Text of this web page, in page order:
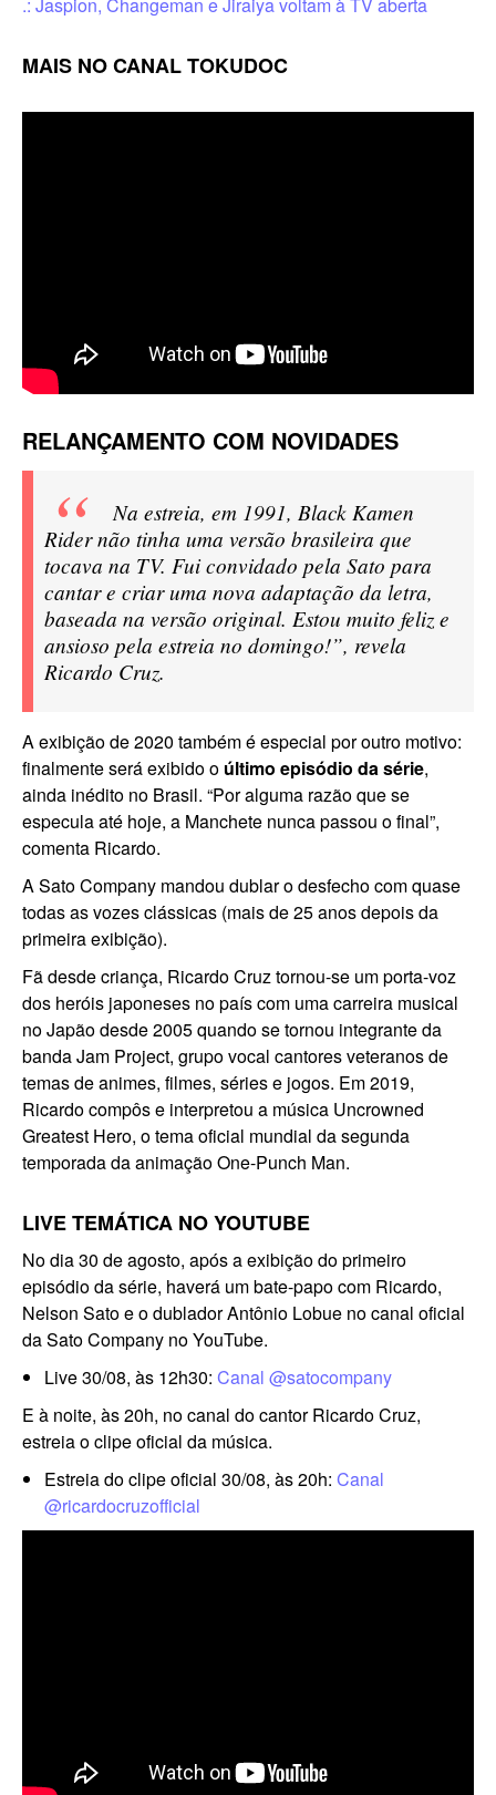
MAIS NO CANAL TOKUDOC
RELANÇAMENTO COM NOVIDADES
Na estreia, em 1991, Black Kamen
Rider não tinha uma versão brasileira que
tocava na TV. Fui convidado pela Sato para
cantar e criar uma nova adaptação da letra,
baseada na versão original. Estou muito feliz e
ansioso pela estreia no domingo!”, revela
Ricardo Cruz.
A exibição de 2020 também é especial por outro motivo:
finalmente será exibido o último episódio da série,
ainda inédito no Brasil. “Por alguma razão que se
especula até hoje, a Manchete nunca passou o final”,
comenta Ricardo.
A Sato Company mandou dublar o desfecho com quase
todas as vozes clássicas (mais de 25 anos depois da
primeira exibição).
Fã desde criança, Ricardo Cruz tornou-se um porta-voz
dos heróis japoneses no país com uma carreira musical
no Japão desde 2005 quando se tornou integrante da
banda Jam Project, grupo vocal cantores veteranos de
temas de animes, filmes, séries e jogos. Em 2019,
Ricardo compôs e interpretou a música Uncrowned
Greatest Hero, o tema oficial mundial da segunda
temporada da animação One-Punch Man.
LIVE TEMÁTICA NO YOUTUBE
No dia 30 de agosto, após a exibição do primeiro
episódio da série, haverá um bate-papo com Ricardo,
Nelson Sato e o dublador Antônio Lobue no canal oficial
da Sato Company no YouTube.
Live 30/08, às 12h30: Canal @satocompany
E à noite, às 20h, no canal do cantor Ricardo Cruz,
estreia o clipe oficial da música.
Estreia do clipe oficial 30/08, às 20h: Canal
@ricardocruzofficial